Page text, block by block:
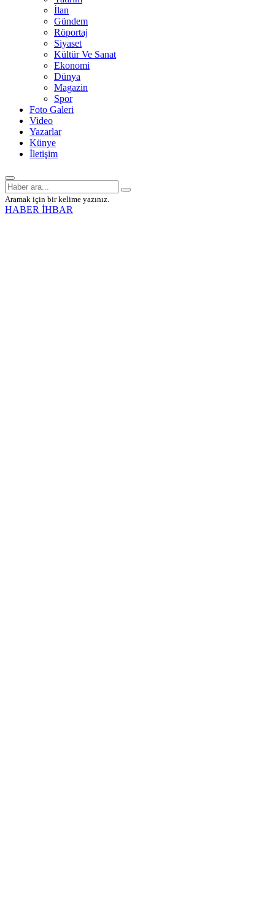
İlan
Gündem
Röportaj
Siyaset
Kültür Ve Sanat
Ekonomi
Dünya
Magazin
Spor
Foto Galeri
Video
Yazarlar
Künye
İletişim
Aramak için bir kelime yazınız.
HABER İHBAR